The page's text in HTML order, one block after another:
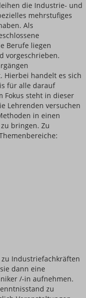
die Industrie- und
mehrstufiges
Als
Berufe liegen
vorgeschrieben.
handelt es sich
für alle darauf
Fokus steht in dieser
Lehrenden versuchen
in einen
bringen. Zu
Industriefachkräften
dann eine
/-in aufnehmen.
zu